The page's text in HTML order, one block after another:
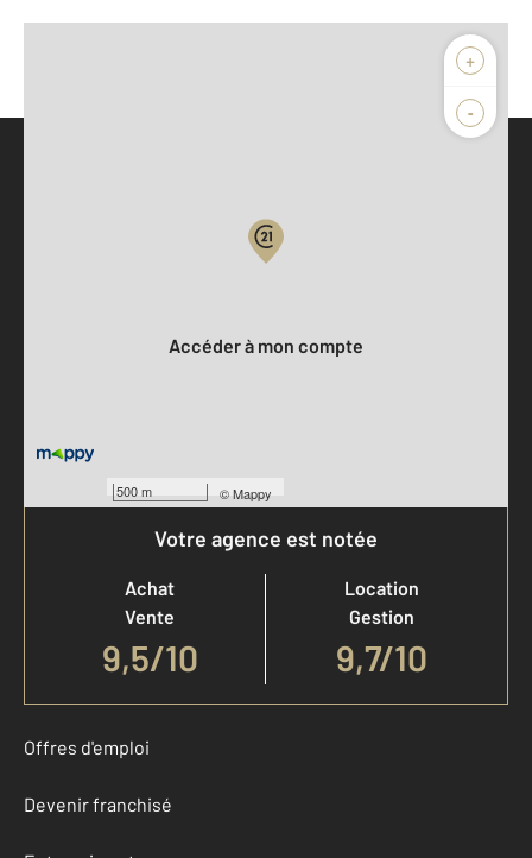
+
-
500 m ©Mappy
Accéder à mon compte
Votre agence est notée
Achat
Vente
9,5/10
Location
Gestion
9,7/10
Offres d'emploi
Devenir franchisé